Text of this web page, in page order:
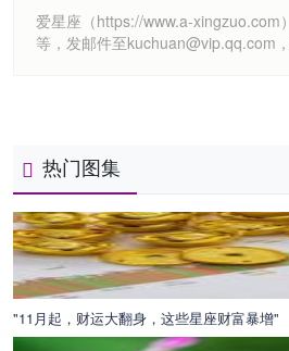
爱星座（https://www.a-xingzuo.com
等，发邮件至kuchuan@vip.qq.com
热门图集
"11月起，财运大翻身，这些星座财富暴增"